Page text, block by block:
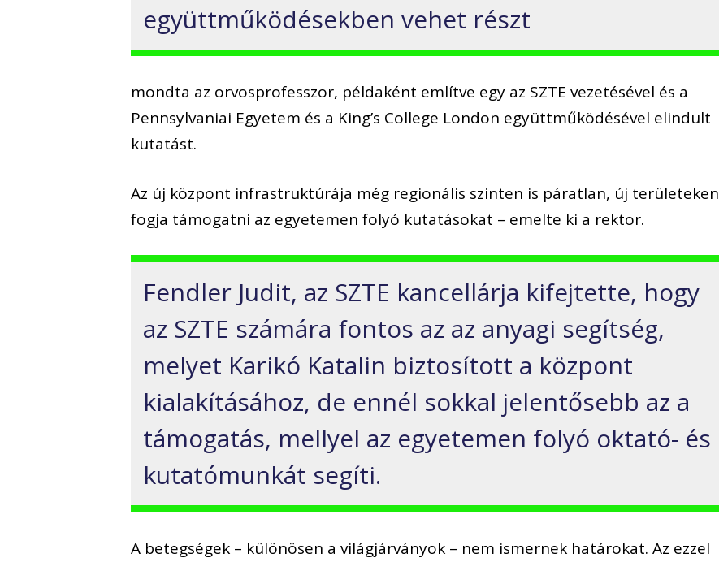
együttműködésekben vehet részt
mondta az orvosprofesszor, példaként említve egy az SZTE vezetésével és a
Pennsylvaniai Egyetem és a King’s College London együttműködésével elindult
kutatást.
Az új központ infrastruktúrája még regionális szinten is páratlan, új területeken
fogja támogatni az egyetemen folyó kutatásokat – emelte ki a rektor.
Fendler Judit, az SZTE kancellárja kifejtette, hogy
az SZTE számára fontos az az anyagi segítség,
melyet Karikó Katalin biztosított a központ
kialakításához, de ennél sokkal jelentősebb az a
támogatás, mellyel az egyetemen folyó oktató- és
kutatómunkát segíti.
A betegségek – különösen a világjárványok – nem ismernek határokat. Az ezzel